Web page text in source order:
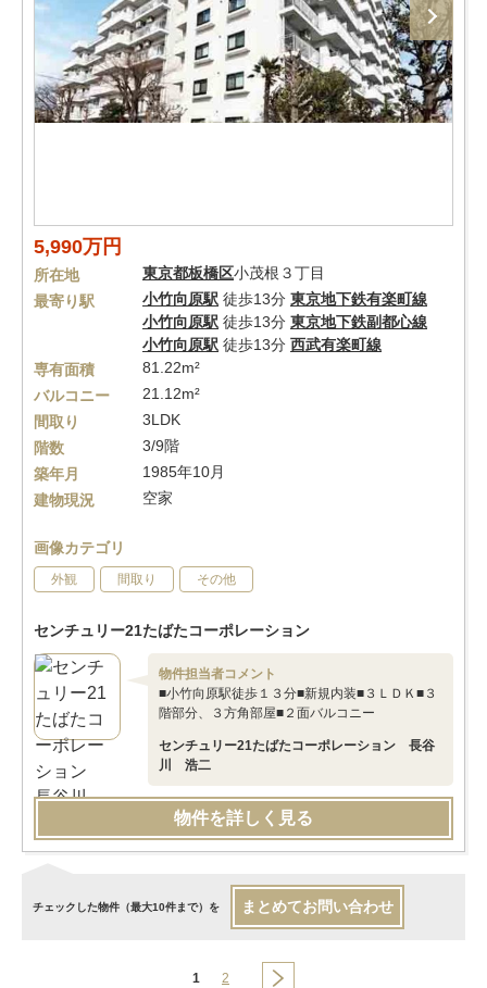
5,990万円
所在地 東京都板橋区小茂根３丁目
最寄り駅
小竹向原駅 徒歩13分 東京地下鉄有楽町線
小竹向原駅 徒歩13分 東京地下鉄副都心線
小竹向原駅 徒歩13分 西武有楽町線
専有面積
81.22m²
バルコニー
21.12m²
間取り
3LDK
階数
3/9階
築年月
1985年10月
建物現況
空家
画像カテゴリ
外観 間取り その他
センチュリー21たばたコーポレーション
物件担当者コメント
■小竹向原駅徒歩１３分■新規内装■３ＬＤＫ■３
階部分、３方角部屋■２面バルコニー
センチュリー21たばたコーポレーション 長谷
川 浩二
物件を詳しく見る
チェックした物件（最大10件まで）を まとめてお問い合わせ
1 2